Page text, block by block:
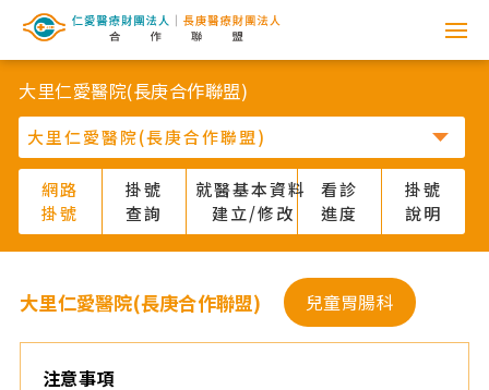
網
路
掛
號
系
統
-
大里仁愛醫院(長庚合作聯盟)
網路
掛號
掛號
查詢
就醫基本資料
建立/修改
看診
進度
掛號
說明
大里仁愛醫院(長庚合作聯盟) 兒童胃腸科
注意事項